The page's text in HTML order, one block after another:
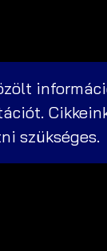
szükséges.